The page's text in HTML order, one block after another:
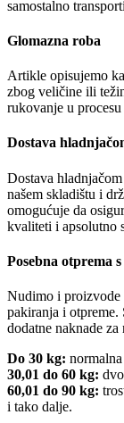
samostalno
Glomazna roba
Artikle opisujemo
zbog veličine ili
rukovanje u procesu
Dostava
Dostava
našem skladištu i
omogućuje da
kvaliteti i apsolutno
Posebna otprema
Nudimo i proizvode
pakiranja i otpreme.
dodatne naknade
Do 30 kg:
30,01 do 60 kg:
60,01 do 90 kg:
i tako dalje.